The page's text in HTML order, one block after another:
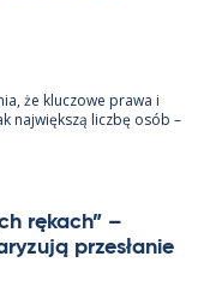
że kluczowe prawa i
największą liczbę osób –
rę­kach” –
przesła­nie